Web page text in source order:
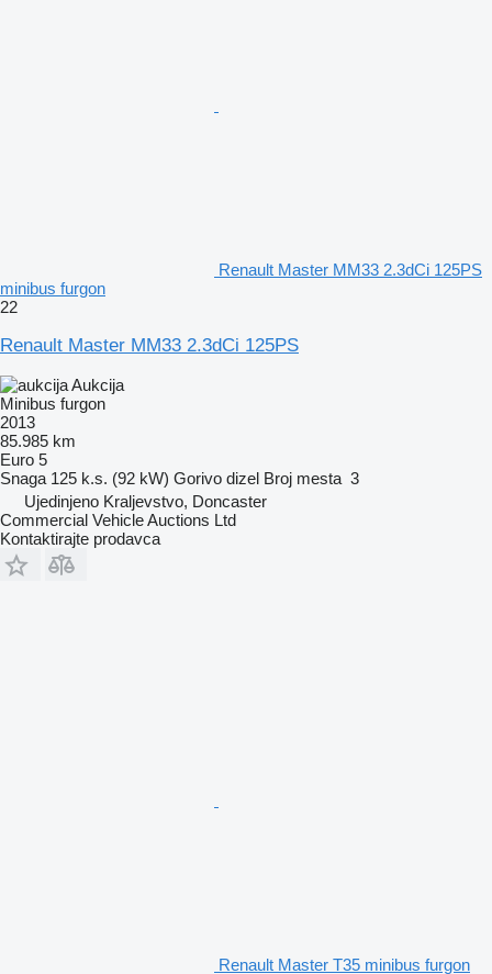
Renault Master MM33 2.3dCi 125PS
minibus furgon
22
Renault Master MM33 2.3dCi 125PS
Aukcija
Minibus furgon
2013
85.985 km
Euro 5
Snaga 125 k.s. (92 kW) Gorivo dizel Broj mesta 3
Ujedinjeno Kraljevstvo, Doncaster
Commercial Vehicle Auctions Ltd
Kontaktirajte prodavca
Renault Master T35 minibus furgon